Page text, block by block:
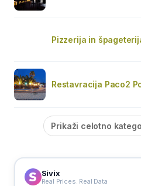
Pizzerija in
Restavracija Paco2
Prikaži celotno
Sivix
Real Prices. Real Data